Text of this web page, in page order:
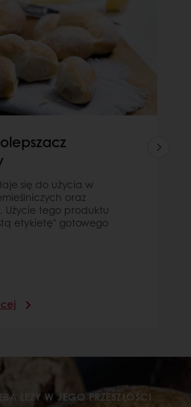
się do użycia w
oraz
Użycie tego produktu
etykietę" gotowego
LEŻY W JEGO PRZESZŁOŚCI